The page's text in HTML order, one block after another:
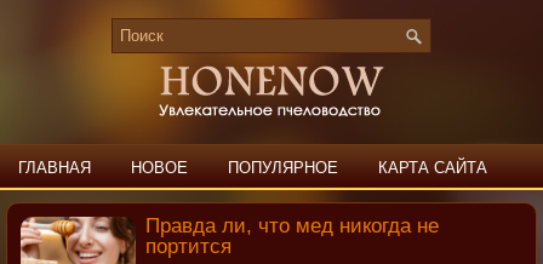
ГЛАВНАЯ НОВОЕ ПОПУЛЯРНОЕ КАРТА САЙТА
ПОИСК КОНТАКТЫ
Правда ли, что мед никогда не
портится